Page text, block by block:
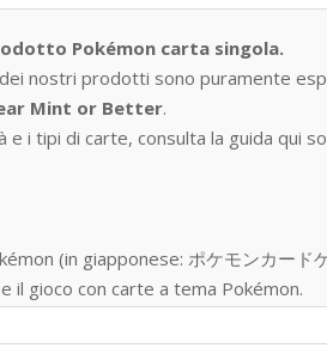
Pokémon carta singola.
nostri prodotti sono puramente
Mint or Better.
i tipi di carte, consulta la guida qui
(in giapponese: ポケモンカード
il gioco con carte a tema Pokémon.